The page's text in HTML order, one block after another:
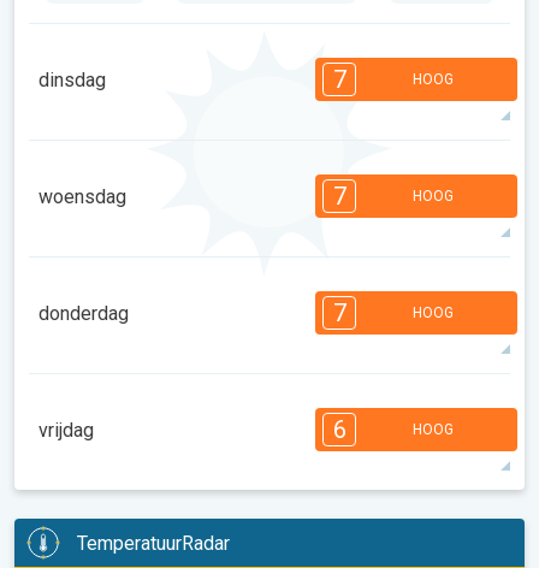
dinsdag 7 HOOG
10:00 14:00
4
14 u 06:52 21:23 34°max
woensdag 7 HOOG
10:00 14:00
3
14 u 06:53 21:22 36°max
donderdag 7 HOOG
08:00 14:00
3
14 u 06:54 21:20 38°max
vrijdag 6 HOOG
1
08:00
3 4 3
TemperatuurRadar